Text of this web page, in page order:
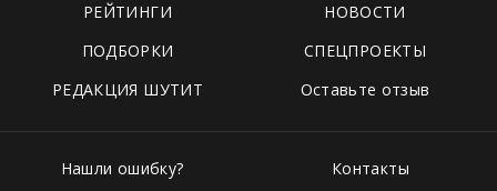
РЕЙТИНГИ
НОВОСТИ
ПОДБОРКИ
СПЕЦПРОЕКТЫ
РЕДАКЦИЯ ШУТИТ
Оставьте отзыв
Нашли ошибку?
Контакты